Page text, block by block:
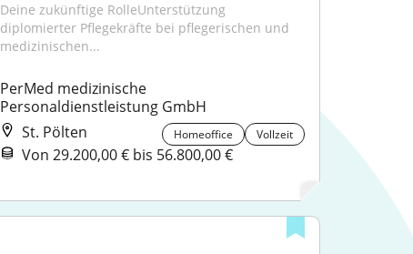
Deine zukünftige RolleUnterstützung
diplomierter Pflegekräfte bei pflegerischen und
medizinischen...
PerMed medizinische
Personaldienstleistung GmbH
St. Pölten
Homeoffice Vollzeit
Von 29.200,00 € bis 56.800,00 €